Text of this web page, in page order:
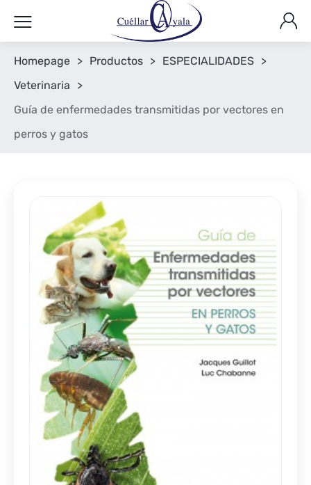
Homepage > Productos > ESPECIALIDADES >
Veterinaria
>
Guía de enfermedades transmitidas por vectores en
perros y gatos